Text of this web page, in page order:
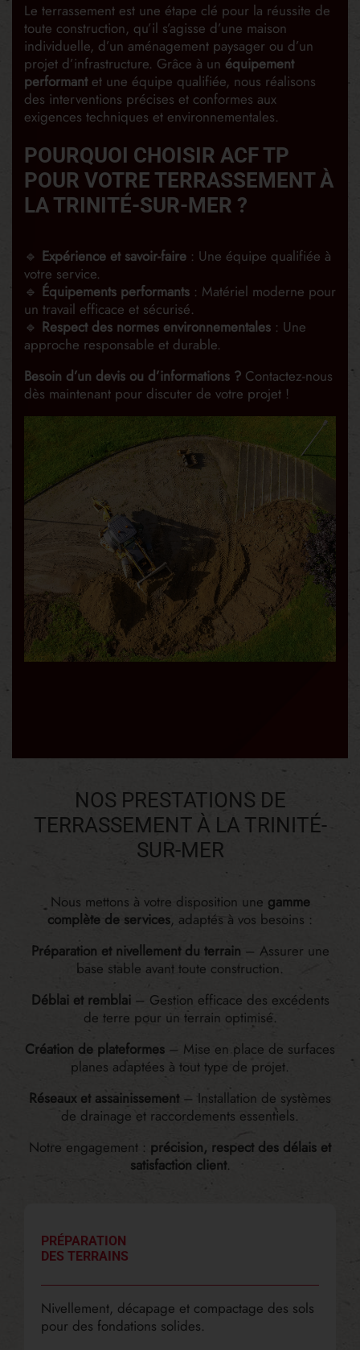
Le terrassement est une étape clé pour la réussite de
toute construction, qu’il s’agisse d’une maison
individuelle, d’un aménagement paysager ou d’un
projet d’infrastructure. Grâce à un équipement
performantet une équipe qualifiée, nous réalisons
des interventions précises et conformes aux
exigences techniques et environnementales.
POURQUOI CHOISIR ACF TP
POUR VOTRE TERRASSEMENT À
LA TRINITÉ-SUR-MER ?
🔹 Expérience et savoir-faire : Une équipe qualifiée à
votre service.
🔹 Équipements performants : Matériel moderne pour
un travail efficace et sécurisé.
🔹 Respect des normes environnementales : Une
approche responsable et durable.
Besoin d’un devis ou d’informations ? Contactez-nous
dès maintenant pour discuter de votre projet !
NOS PRESTATIONS DE
TERRASSEMENT À LA TRINITÉ-
SUR-MER
Nous mettons à votre disposition une gamme
complète de services, adaptés à vos besoins :
Préparation et nivellement du terrain – Assurer une
base stable avant toute construction.
Déblai et remblai– Gestion efficace des excédents
de terre pour un terrain optimisé.
Création de plateformes – Mise en place de surfaces
planes adaptées à tout type de projet.
Réseaux et assainissement– Installation de systèmes
de drainage et raccordements essentiels.
Notre engagement : précision, respect des délais et
satisfaction client.
PRÉPARATION
DES TERRAINS
Nivellement, décapage et compactage des sols
pour des fondations solides.